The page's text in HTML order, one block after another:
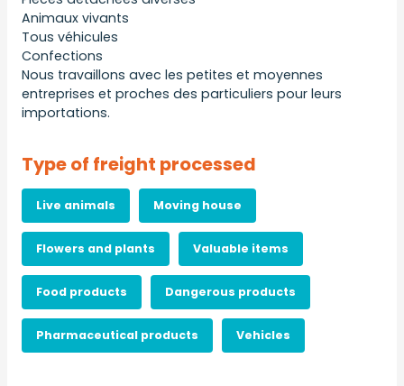
Animaux vivants
Tous véhicules
Confections
Nous travaillons avec les petites et moyennes
entreprises et proches des particuliers pour leurs
importations.
Type of freight processed
Live animals Moving house
Flowers and plants Valuable items
Food products Dangerous products
Pharmaceutical products Vehicles